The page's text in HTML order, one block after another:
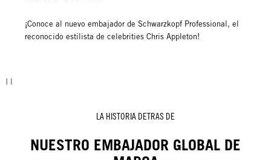
¡Conoce al nuevo embajador de Schwarzkopf Professional, el
reconocido estilista de celebrities Chris Appleton!
LA HISTORIA DETRAS DE
NUESTRO EMBAJADOR GLOBAL DE